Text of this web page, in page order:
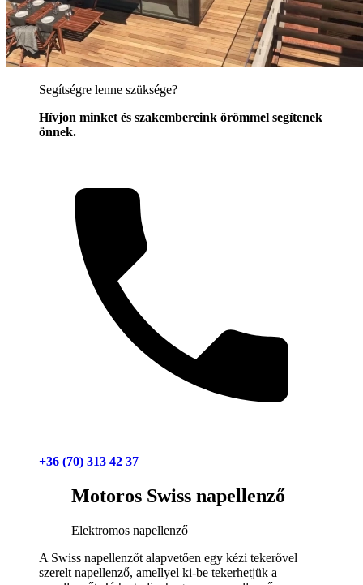
Segítségre lenne szüksége?
Hívjon minket és szakembereink örömmel segítenek
önnek.
+36 (70) 313 42 37
Motoros Swiss napellenző
Elektromos napellenző
A Swiss napellenzőt alapvetően egy kézi tekerővel
szerelt napellenző, amellyel ki-be tekerhetjük a